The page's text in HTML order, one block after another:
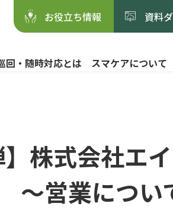
お役立ち情報 資料
回・随時対応とは スマケアについて
株式会社エ
～営業につい